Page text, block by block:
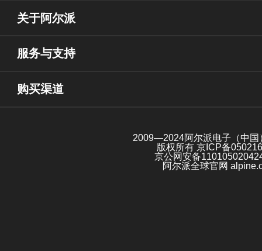
关于阿尔派
服务与支持
购买渠道
2009—2024阿尔派电子（中国
版权所有 京ICP备
京公网安备
阿尔派全球官网